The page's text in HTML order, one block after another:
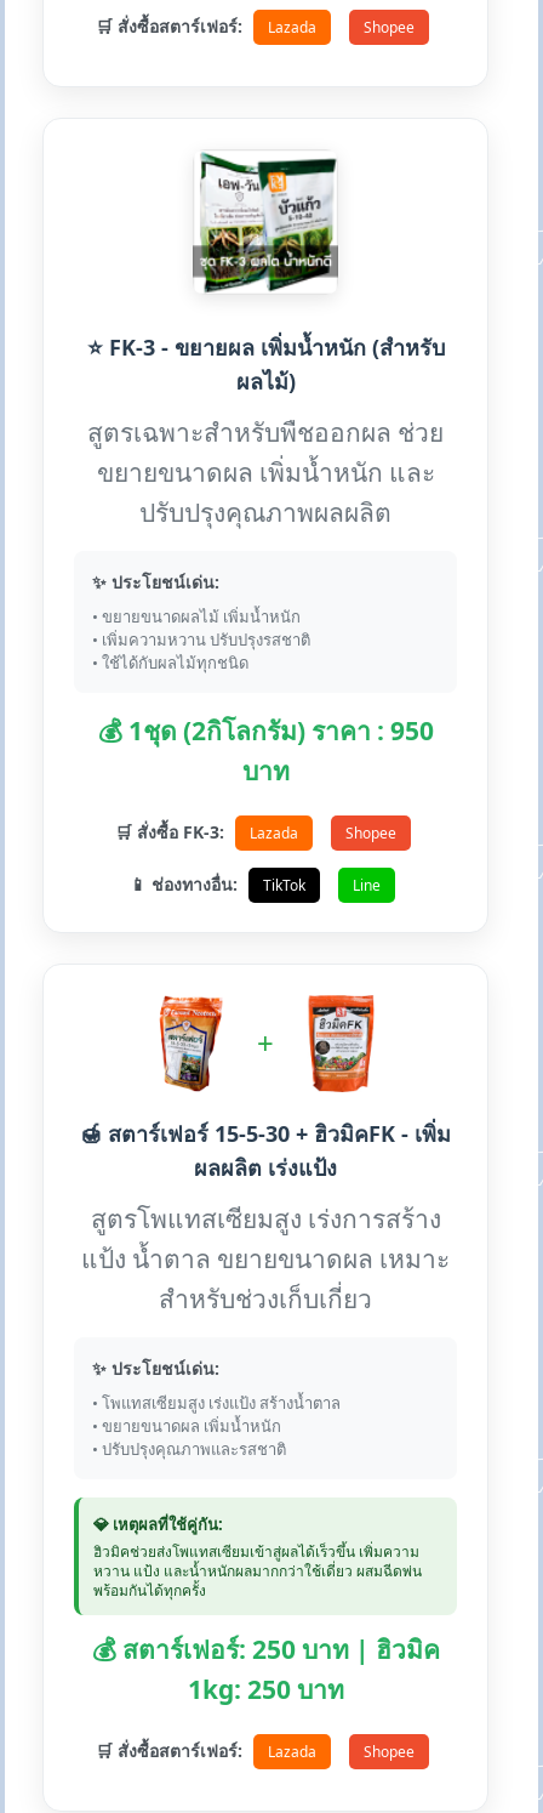
🛒 สั่งซื้อสตาร์เฟอร์: Lazada Shopee
⭐ FK-3 - ขยายผล เพิ่มน้ำหนัก (สำหรับ
ผลไม้)
สูตรเฉพาะสำหรับพืชออกผล ช่วย
ขยายขนาดผล เพิ่มน้ำหนัก และ
ปรับปรุงคุณภาพผลผลิต
✨ ประโยชน์เด่น:
• ขยายขนาดผลไม้ เพิ่มน้ำหนัก
• เพิ่มความหวาน ปรับปรุงรสชาติ
• ใช้ได้กับผลไม้ทุกชนิด
💰 1ชุด (2กิโลกรัม) ราคา : 950
บาท
🛒 สั่งซื้อ FK-3: Lazada Shopee
📱 ช่องทางอื่น: TikTok Line
+
🍯 สตาร์เฟอร์ 15-5-30 + ฮิวมิคFK - เพิ่ม
ผลผลิต เร่งแป้ง
สูตรโพแทสเซียมสูง เร่งการสร้าง
แป้ง น้ำตาล ขยายขนาดผล เหมาะ
สำหรับช่วงเก็บเกี่ยว
✨ ประโยชน์เด่น:
• โพแทสเซียมสูง เร่งแป้ง สร้างน้ำตาล
• ขยายขนาดผล เพิ่มน้ำหนัก
• ปรับปรุงคุณภาพและรสชาติ
💎 เหตุผลที่ใช้คู่กัน:
ฮิวมิคช่วยส่งโพแทสเซียมเข้าสู่ผลได้เร็วขึ้น เพิ่มความ
หวาน แป้ง และน้ำหนักผลมากกว่าใช้เดี่ยว ผสมฉีดพ่น
พร้อมกันได้ทุกครั้ง
💰 สตาร์เฟอร์: 250 บาท | ฮิวมิค
1kg: 250 บาท
🛒 สั่งซื้อสตาร์เฟอร์: Lazada Shopee